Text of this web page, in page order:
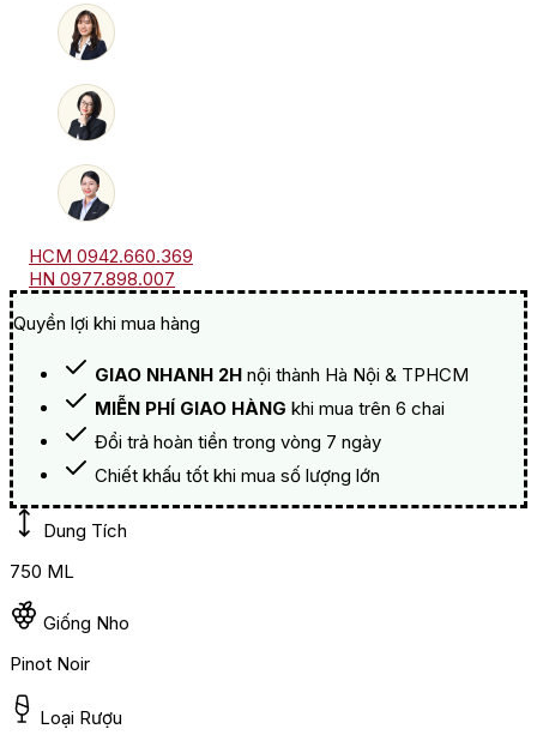
HCM 0942.660.369
HN 0977.898.007
Quyền lợi khi mua hàng
GIAO NHANH 2H nội thành Hà Nội & TPHCM
MIỄN PHÍ GIAO HÀNG khi mua trên 6 chai
Đổi trả hoàn tiền trong vòng 7 ngày
Chiết khấu tốt khi mua số lượng lớn
Dung Tích
750 ML
Giống Nho
Pinot Noir
Loại Rượu